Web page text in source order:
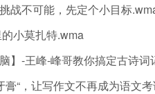
战不可能，先定个小目标
小莫扎特.wma
】-王峰-峰哥教你搞定古诗
膏“，让写作文不再成为语文